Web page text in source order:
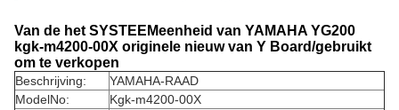
Van de het SYSTEEMeenheid van YAMAHA YG200
kgk-m4200-00X originele nieuw van Y Board/gebruikt
om te verkopen
Beschrijving: YAMAHA-RAAD
ModelNo:
Kgk-m4200-00X